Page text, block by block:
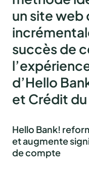
un site web
succès de
d’Hello
et Crédit
Hello Bank!
et augmente
de compte